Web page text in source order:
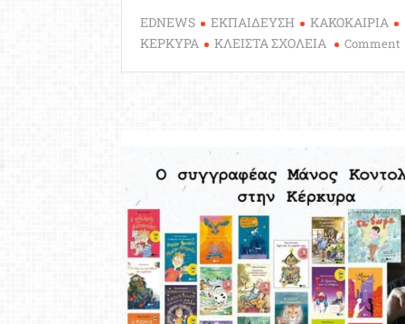
EDNEWS ΕΚΠΑΙΔΕΥΣΗ
ΚΑΚΟΚΑΙΡΙΑ
ΚΕΡΚΥΡΑ
ΚΛΕΙΣΤΑ ΣΧΟΛΕΙΑ Comment